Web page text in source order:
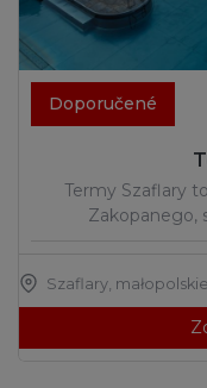
Doporučené
Termy Szaflary
Zakopanego,
Szaflary małopolskie